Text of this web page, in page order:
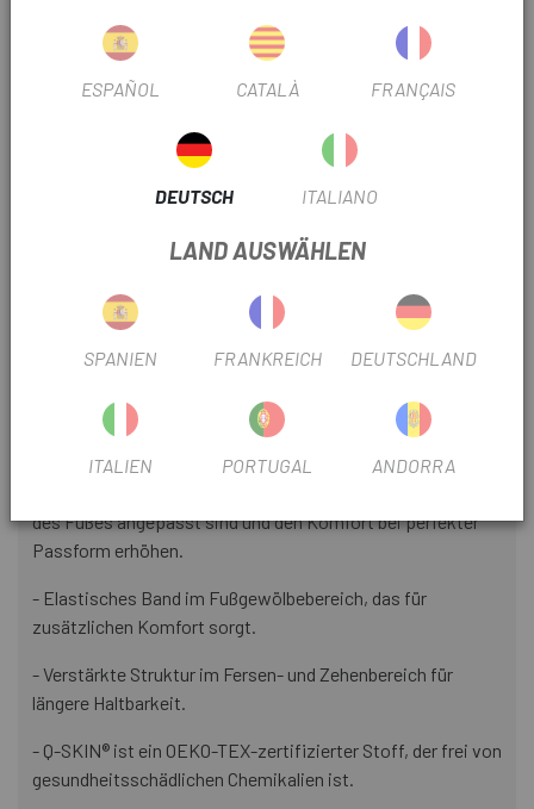
Technologie
- Hergestellt aus 200 Nadeln und Fulgar® Q-SKIN®-Fasern
Eigenschaften verleihen, die Schweißableitung fördern,
Gleichgewicht der Haut aufrechterhalten. Q-SKIN® behält
seine Eigenschaften über die Zeit und nach vielen Wäschen
- Mittlere Kompression für optimale Passform und
Technologie, die den Luftstrom und den Abtransport von
des Fußes angepasst sind und den Komfort bei perfekter
Passform erhöhen.
- Elastisches Band im Fußgewölbebereich, das für
zusätzlichen Komfort sorgt.
- Verstärkte Struktur im Fersen- und Zehenbereich für
längere Haltbarkeit.
- Q-SKIN® ist ein OEKO-TEX-zertifizierter Stoff, der frei von
gesundheitsschädlichen Chemikalien ist.
ESPAÑOL CATALÀ FRANÇAIS
DEUTSCH ITALIANO
LAND AUSWÄHLEN
SPANIEN FRANKREICH DEUTSCHLAND
ITALIEN PORTUGAL ANDORRA